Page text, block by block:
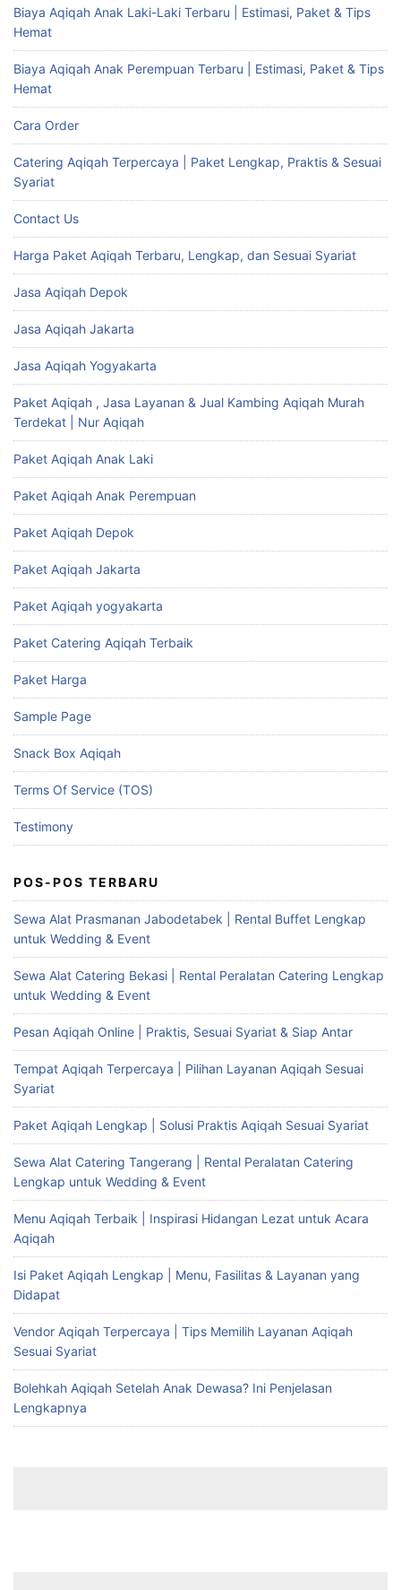
Biaya Aqiqah Anak Laki-Laki Terbaru | Estimasi, Paket & Tips
Hemat
Biaya Aqiqah Anak Perempuan Terbaru | Estimasi, Paket & Tips
Hemat
Cara Order
Catering Aqiqah Terpercaya | Paket Lengkap, Praktis & Sesuai
Syariat
Contact Us
Harga Paket Aqiqah Terbaru, Lengkap, dan Sesuai Syariat
Jasa Aqiqah Depok
Jasa Aqiqah Jakarta
Jasa Aqiqah Yogyakarta
Paket Aqiqah , Jasa Layanan & Jual Kambing Aqiqah Murah
Terdekat | Nur Aqiqah
Paket Aqiqah Anak Laki
Paket Aqiqah Anak Perempuan
Paket Aqiqah Depok
Paket Aqiqah Jakarta
Paket Aqiqah yogyakarta
Paket Catering Aqiqah Terbaik
Paket Harga
Sample Page
Snack Box Aqiqah
Terms Of Service (TOS)
Testimony
POS-POS TERBARU
Sewa Alat Prasmanan Jabodetabek | Rental Buffet Lengkap
untuk Wedding & Event
Sewa Alat Catering Bekasi | Rental Peralatan Catering Lengkap
untuk Wedding & Event
Pesan Aqiqah Online | Praktis, Sesuai Syariat & Siap Antar
Tempat Aqiqah Terpercaya | Pilihan Layanan Aqiqah Sesuai
Syariat
Paket Aqiqah Lengkap | Solusi Praktis Aqiqah Sesuai Syariat
Sewa Alat Catering Tangerang | Rental Peralatan Catering
Lengkap untuk Wedding & Event
Menu Aqiqah Terbaik | Inspirasi Hidangan Lezat untuk Acara
Aqiqah
Isi Paket Aqiqah Lengkap | Menu, Fasilitas & Layanan yang
Didapat
Vendor Aqiqah Terpercaya | Tips Memilih Layanan Aqiqah
Sesuai Syariat
Bolehkah Aqiqah Setelah Anak Dewasa? Ini Penjelasan
Lengkapnya